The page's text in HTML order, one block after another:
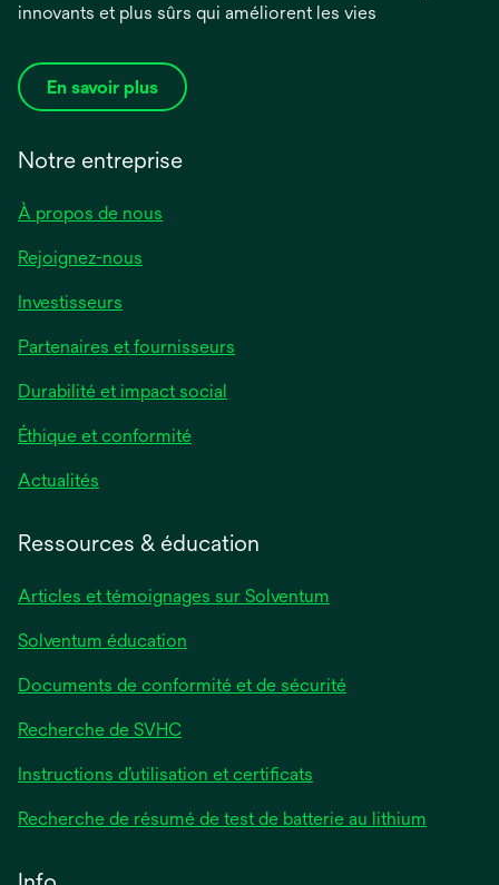
innovants et plus sûrs qui améliorent les vies
En savoir plus
Notre entreprise
À propos de nous
Rejoignez-nous
Investisseurs
Partenaires et fournisseurs
Durabilité et impact social
Éthique et conformité
Actualités
Ressources & éducation
Articles et témoignages sur Solventum
Solventum éducation
Documents de conformité et de sécurité
Recherche de SVHC
Instructions d’utilisation et certificats
Recherche de résumé de test de batterie au lithium